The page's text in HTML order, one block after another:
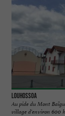
Louhossoa
Au pide du Mont
village d'environ 600